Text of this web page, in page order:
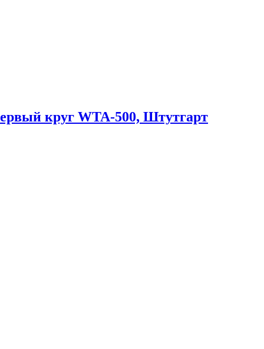
круг WTA-500, Штутгарт